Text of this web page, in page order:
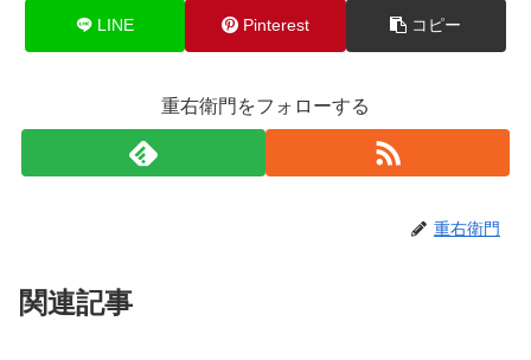
LINE Pinterest コピー
重右衛門をフォローする
重右衛門
関連記事